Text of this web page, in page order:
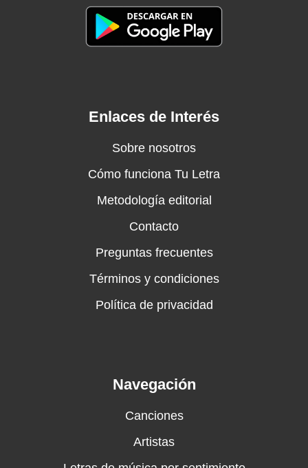
Enlaces de Interés
Sobre nosotros
Cómo funciona Tu Letra
Metodología editorial
Contacto
Preguntas frecuentes
Términos y condiciones
Política de privacidad
Navegación
Canciones
Artistas